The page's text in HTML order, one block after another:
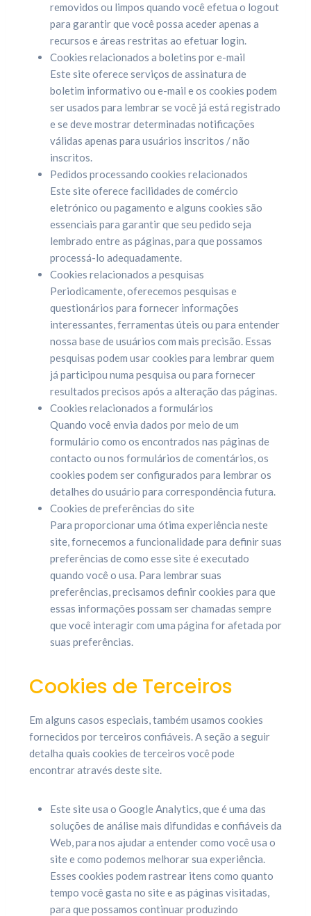
removidos ou limpos quando você efetua o logout
para garantir que você possa aceder apenas a
recursos e áreas restritas ao efetuar login.
Cookies relacionados a boletins por e-mail
Este site oferece serviços de assinatura de
boletim informativo ou e-mail e os cookies podem
ser usados para lembrar se você já está registrado
e se deve mostrar determinadas notificações
válidas apenas para usuários inscritos / não
inscritos.
Pedidos processando cookies relacionados
Este site oferece facilidades de comércio
eletrónico ou pagamento e alguns cookies são
essenciais para garantir que seu pedido seja
lembrado entre as páginas, para que possamos
processá-lo adequadamente.
Cookies relacionados a pesquisas
Periodicamente, oferecemos pesquisas e
questionários para fornecer informações
interessantes, ferramentas úteis ou para entender
nossa base de usuários com mais precisão. Essas
pesquisas podem usar cookies para lembrar quem
já participou numa pesquisa ou para fornecer
resultados precisos após a alteração das páginas.
Cookies relacionados a formulários
Quando você envia dados por meio de um
formulário como os encontrados nas páginas de
contacto ou nos formulários de comentários, os
cookies podem ser configurados para lembrar os
detalhes do usuário para correspondência futura.
Cookies de preferências do site
Para proporcionar uma ótima experiência neste
site, fornecemos a funcionalidade para definir suas
preferências de como esse site é executado
quando você o usa. Para lembrar suas
preferências, precisamos definir cookies para que
essas informações possam ser chamadas sempre
que você interagir com uma página for afetada por
suas preferências.
Cookies de Terceiros
Em alguns casos especiais, também usamos cookies
fornecidos por terceiros confiáveis. A seção a seguir
detalha quais cookies de terceiros você pode
encontrar através deste site.
Este site usa o Google Analytics, que é uma das
soluções de análise mais difundidas e confiáveis da
Web, para nos ajudar a entender como você usa o
site e como podemos melhorar sua experiência.
Esses cookies podem rastrear itens como quanto
tempo você gasta no site e as páginas visitadas,
para que possamos continuar produzindo